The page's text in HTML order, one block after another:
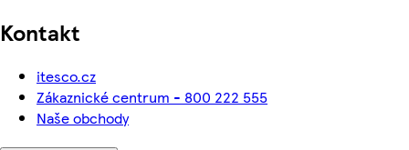
Kontakt
itesco.cz
Zákaznické centrum - 800 222 555
Naše obchody